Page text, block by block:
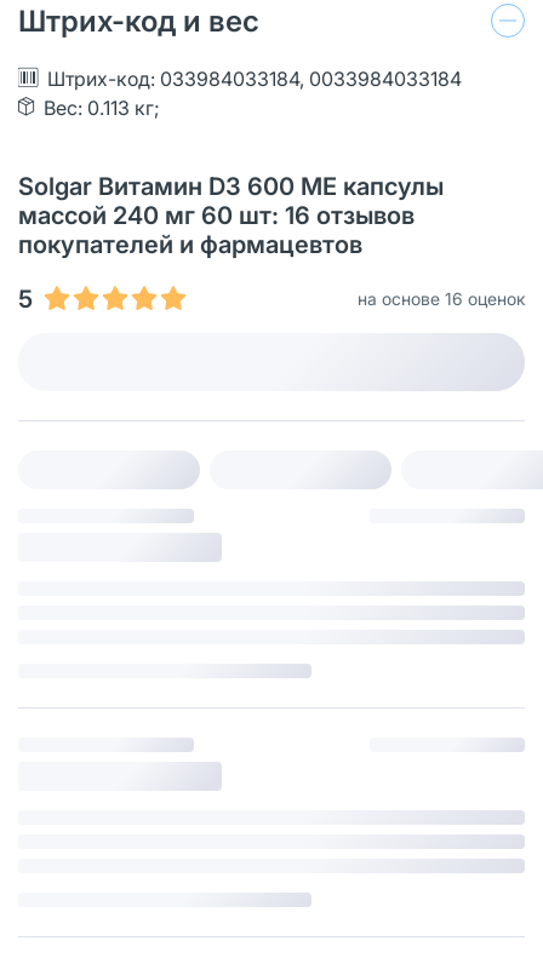
Штрих-код и вес
Штрих-код: 033984033184, 0033984033184
Вес: 0.113 кг;
Solgar Витамин D3 600 МЕ капсулы
массой 240 мг 60 шт: 16 отзывов
покупателей и фармацевтов
5
на основе 16 оценок